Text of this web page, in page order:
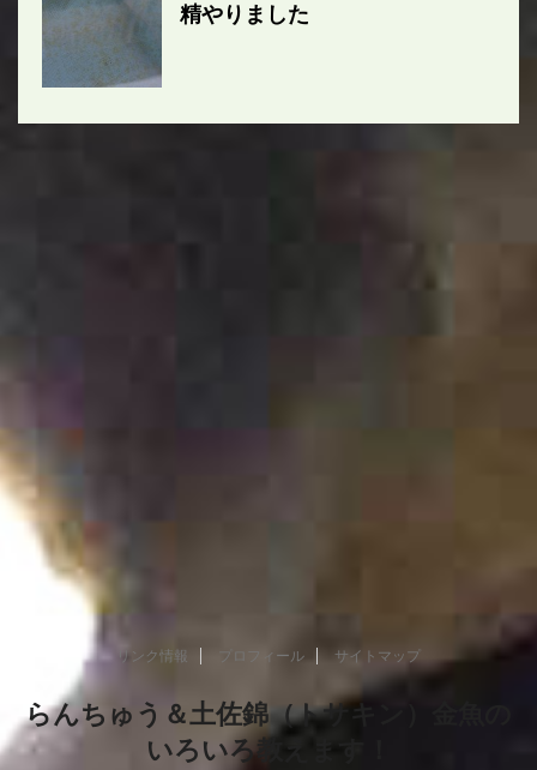
精やりました
リンク情報 プロフィール サイトマップ
らんちゅう＆土佐錦（トサキン）金魚の
いろいろ教えます！